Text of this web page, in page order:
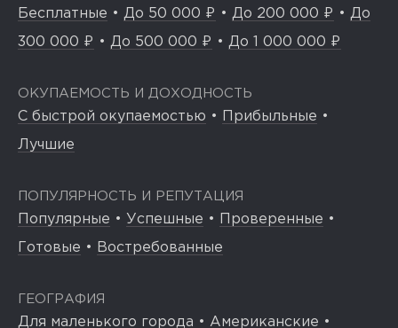
Бесплатные • До 50 000 ₽ • До 200 000 ₽ • До
300 000 ₽ • До 500 000 ₽ • До 1 000 000 ₽
ОКУПАЕМОСТЬ И ДОХОДНОСТЬ
С быстрой окупаемостью • Прибыльные •
Лучшие
ПОПУЛЯРНОСТЬ И РЕПУТАЦИЯ
Популярные • Успешные • Проверенные •
Готовые • Востребованные
ГЕОГРАФИЯ
Для маленького города • Американские •